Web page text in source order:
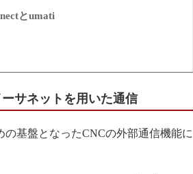
とumati
サネットを用いた通信
基盤となったCNCの外部通信機能に